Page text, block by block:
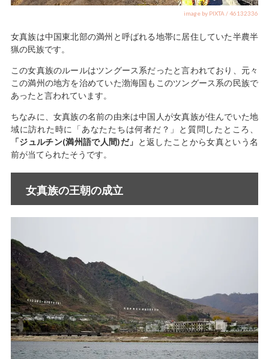
image by PIXTA / 46132336
女真族は中国東北部の満州と呼ばれる地帯に居住していた半農半
猟の民族です。
この女真族のルールはツングース系だったと言われており、元々
この満州の地方を治めていた渤海国もこのツングース系の民族で
あったと言われています。
ちなみに、女真族の名前の由来は中国人が女真族が住んでいた地
域に訪れた時に「あなたたちは何者だ？」と質問したところ、
「ジュルチン(満州語で人間)だ」 と返したことから女真という名
前が当てられたそうです。
女真族の王朝の成立